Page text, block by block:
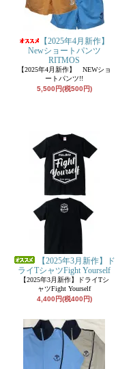
【2025年4月新作】
Newショートパンツ
RITMOS
【2025年4月新作】 NEWショ
ートパンツ!!
5,500円(税500円)
【2025年3月新作】ド
ライTシャツFight Yourself
【2025年3月新作】ドライTシ
ャツFight Yourself
4,400円(税400円)